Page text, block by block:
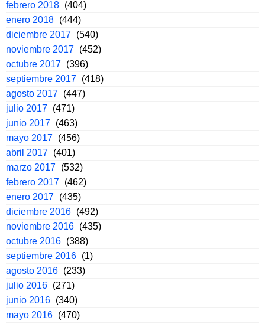
febrero 2018 (404)
enero 2018 (444)
diciembre 2017 (540)
noviembre 2017 (452)
octubre 2017 (396)
septiembre 2017 (418)
agosto 2017 (447)
julio 2017 (471)
junio 2017 (463)
mayo 2017 (456)
abril 2017 (401)
marzo 2017 (532)
febrero 2017 (462)
enero 2017 (435)
diciembre 2016 (492)
noviembre 2016 (435)
octubre 2016 (388)
septiembre 2016 (1)
agosto 2016 (233)
julio 2016 (271)
junio 2016 (340)
mayo 2016 (470)